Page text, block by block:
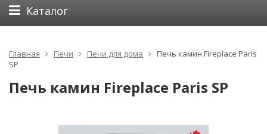
Каталог
Главная Печи Печи для дома
Печь камин Fireplace Paris
SP
Печь камин Fireplace Paris SP